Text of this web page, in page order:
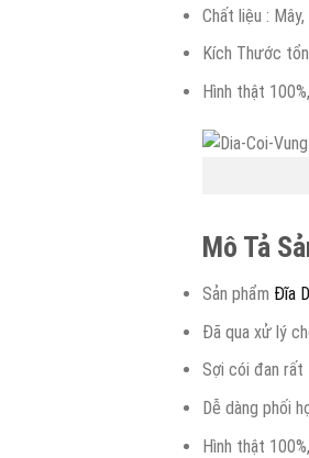
Chất liệu :
Kích Thước
Hình thật
Mô Tả
Sản phẩm Đĩa
Đã qua xử lý
Sợi cói đan rất
Dễ dàng phối
Hình thật